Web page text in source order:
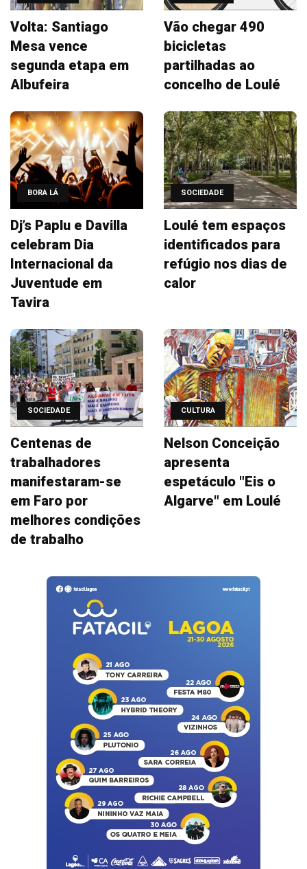
Volta: Santiago
Mesa vence
segunda etapa em
Albufeira
Vão chegar 490
bicicletas
partilhadas ao
concelho de Loulé
BORA LÁ
Dj’s Paplu e Davilla
celebram Dia
Internacional da
Juventude em
Tavira
SOCIEDADE
Loulé tem espaços
identificados para
refúgio nos dias de
calor
SOCIEDADE
Centenas de
trabalhadores
manifestaram-se
em Faro por
melhores condições
de trabalho
CULTURA
Nelson Conceição
apresenta
espetáculo "Eis o
Algarve" em Loulé